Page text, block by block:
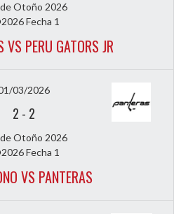
Otoño 2026
Fecha 1
VS PERU GATORS JR
03/2026
2 - 2
Otoño 2026
Fecha 1
VS PANTERAS